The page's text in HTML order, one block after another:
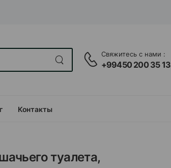
Свяжитесь с нами :
+99450 200 35 13
Контакты
туалетa,